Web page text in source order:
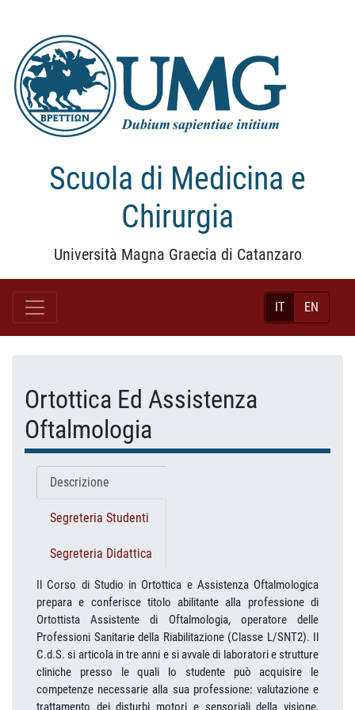
Scuola di Medicina e
Chirurgia
Università Magna Graecia di Catanzaro
IT EN
Ortottica Ed Assistenza
Oftalmologia
Descrizione
Segreteria Studenti
Segreteria Didattica
Il Corso di Studio in Ortottica e Assistenza Oftalmologica
prepara e conferisce titolo abilitante alla professione di
Ortottista Assistente di Oftalmologia, operatore delle
Professioni Sanitarie della Riabilitazione (Classe L/SNT2). Il
C.d.S. si articola in tre anni e si avvale di laboratori e strutture
cliniche presso le quali lo studente può acquisire le
competenze necessarie alla sua professione: valutazione e
trattamento dei disturbi motori e sensoriali della visione,